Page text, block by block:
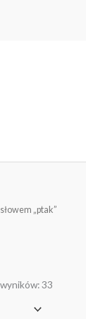
„ptak”
33
według